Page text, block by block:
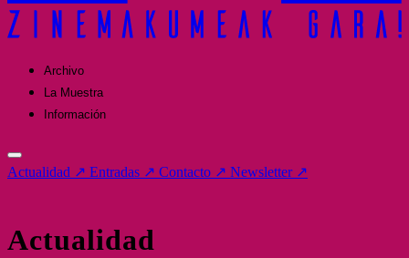
Archivo
La Muestra
Información
Actualidad ↗ Entradas ↗ Contacto ↗ Newsletter ↗
Actualidad